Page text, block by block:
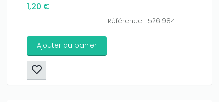
1,20 €
Référence : 526.984
Ajouter au panier